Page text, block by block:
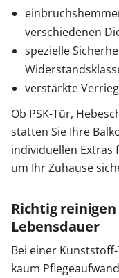
verschiedenen
spezielle
verstärkte
Ob PSK-Tür,
statten Sie Ihre
individuellen Extras
um Ihr Zuhause
Richtig
Lebensdauer
Bei einer
kaum